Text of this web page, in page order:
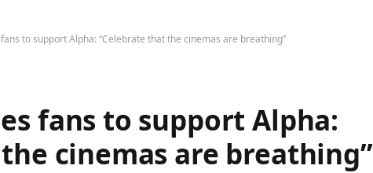
to support Alpha: “Celebrate that the cinemas are breathing”
fans to support Alpha:
cinemas are breathing”